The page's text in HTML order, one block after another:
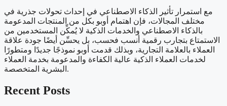
مع استمرار تأثير الذكاء الاصطناعي في إحداث تحولات جذرية في
مختلف المجالات، فإن اهتمام أوبو بكل من المنتجات المدعومة
بالذكاء الاصطناعي والخدمات الذكية لا يُمكِّن المستخدمين من
الاستمتاع بتجارب رقمية أنسب فحسب، بل يحسِّن أيضًا جودة علاقة
العملاء بالعلامة التجارية، وبذلك قدمت أوبو نموذجًا جديدًا ومتطورًا
لخدمات العملاء الذكية عالية الكفاءة والمدعومة بخدمة العملاء
البشرية المتخصصة.
Recent Posts